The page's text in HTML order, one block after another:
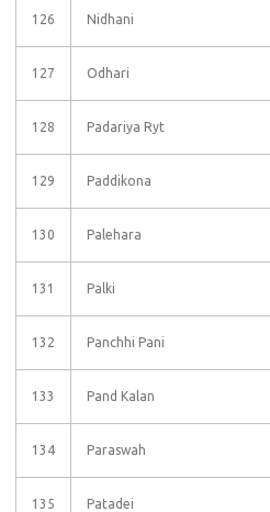
126 Nidhani
127 Odhari
128 Padariya Ryt
129 Paddikona
130 Palehara
131 Palki
132 Panchhi Pani
133 Pand Kalan
134 Paraswah
135 Patadei